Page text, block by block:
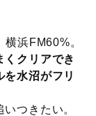
浜FM60%。
クリアでき
水沼がフリ
つきたい。